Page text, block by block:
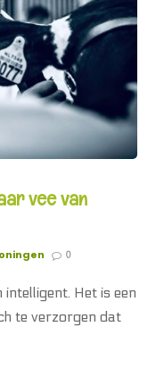
vee van
0
intelligent. Het is een
te verzorgen dat